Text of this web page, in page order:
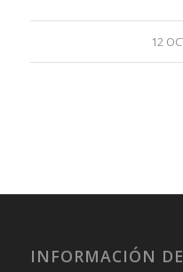
12
INFORMACIÓN